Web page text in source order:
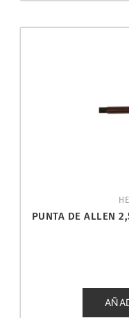
PUNTA DE ALLEN